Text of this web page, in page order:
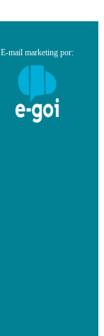
E-mail marketing por: